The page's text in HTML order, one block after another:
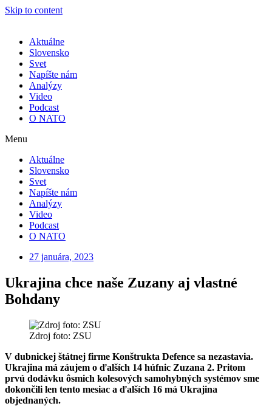
Skip to content
Aktuálne
Slovensko
Svet
Napíšte nám
Analýzy
Video
Podcast
O NATO
Menu
Aktuálne
Slovensko
Svet
Napíšte nám
Analýzy
Video
Podcast
O NATO
27 januára, 2023
Ukrajina chce naše Zuzany aj vlastné
Bohdany
Zdroj foto: ZSU
V dubnickej štátnej firme Konštrukta Defence sa nezastavia.
Ukrajina má záujem o ďalších 14 húfnic Zuzana 2. Pritom
prvú dodávku ôsmich kolesových samohybných systémov sme
dokončili len tento mesiac a ďalších 16 má Ukrajina
objednaných.